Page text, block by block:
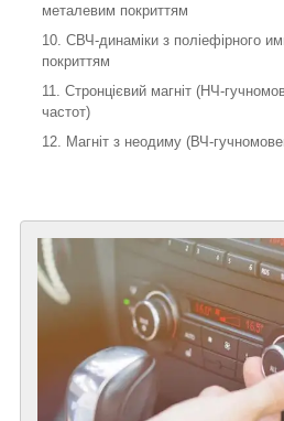
металевим покриттям
10. СВЧ-динаміки з поліефірного
покриттям
11. Стронцієвий магніт (НЧ-
частот)
12. Магніт з неодиму (ВЧ-